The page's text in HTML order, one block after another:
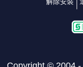
EaseUS RecExperts
EaseUS